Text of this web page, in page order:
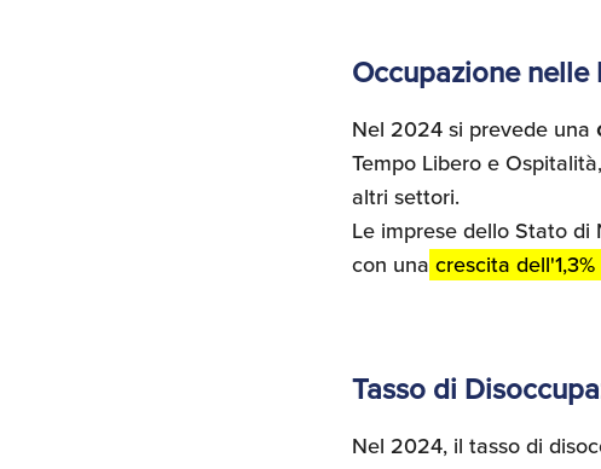
Occupazione nelle
Nel 2024 si prevede una
Tempo Libero e
altri settori.
Le imprese dello Stato di
con una crescita d
Tasso di
Nel 2024, il tasso di